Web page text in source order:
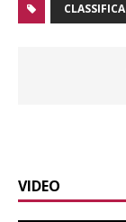
CLASSIFICA
VIDEO